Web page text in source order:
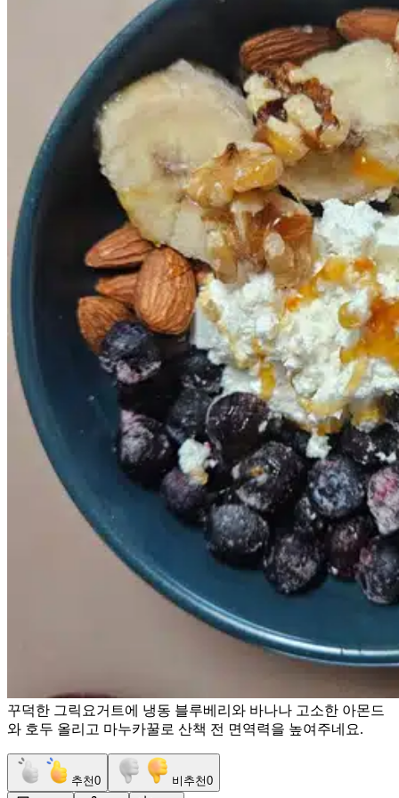
꾸덕한 그릭요거트에 냉동 블루베리와 바나나 고소한 아몬드
와 호두 올리고 마누카꿀로 산책 전 면역력을 높여주네요.
추천0 비추천0